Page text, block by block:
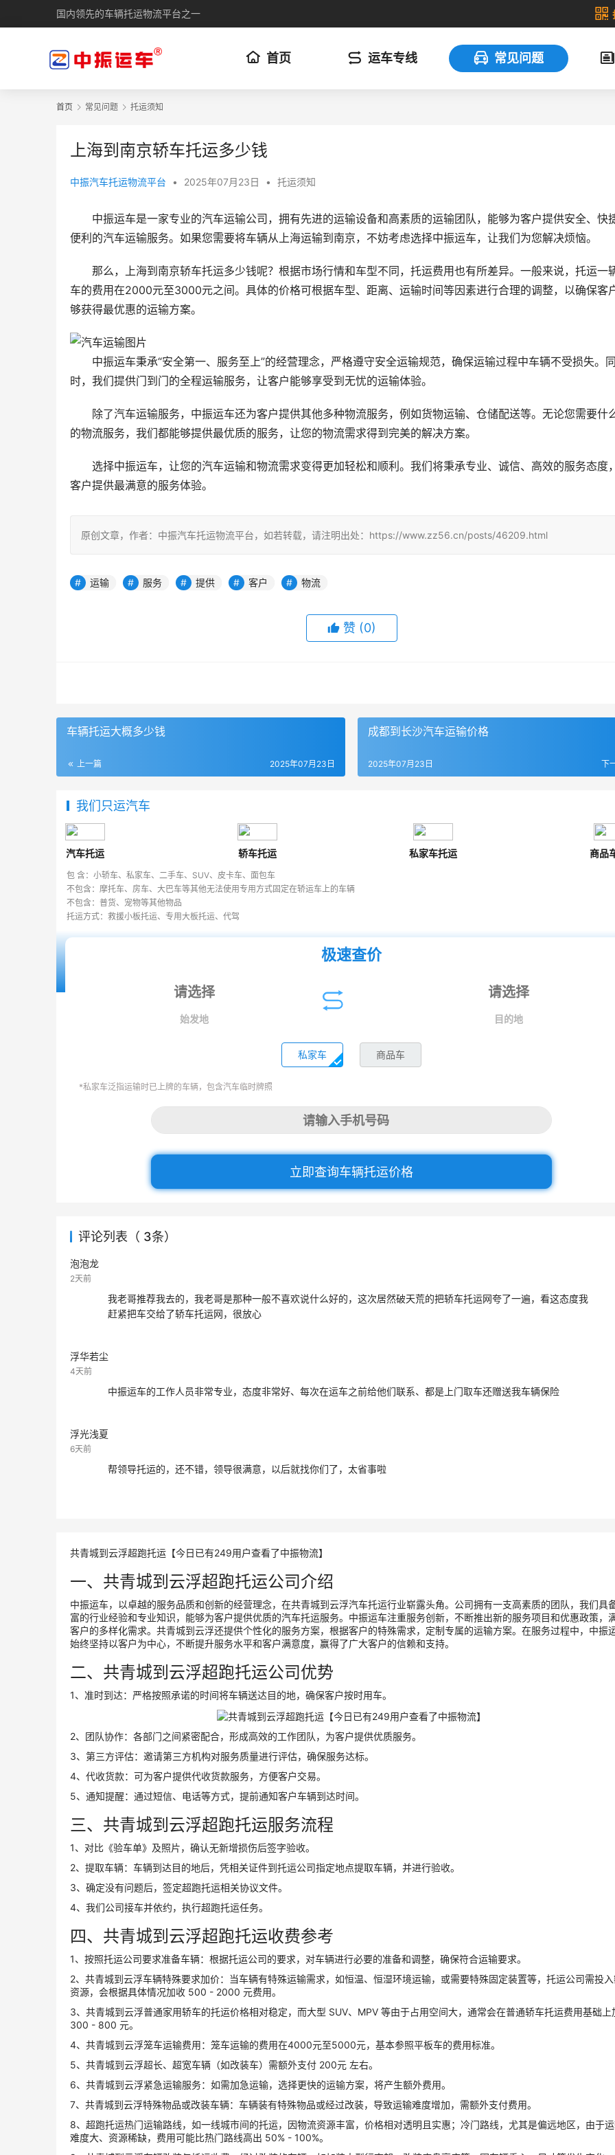
国内领先的车辆托运物流平台之一
首页 运车专线 常见问题
首页 常见问题 托运须知
上海到南京轿车托运多少钱
中振汽车托运物流平台 • 2025年07月23日 • 托运须知
中振运车是一家专业的汽车运输公司，拥有先进的运输设备和高素质的运输团队，能够为客户提供安全、快捷
便利的汽车运输服务。如果您需要将车辆从上海运输到南京，不妨考虑选择中振运车，让我们为您解决烦恼。
那么，上海到南京轿车托运多少钱呢？根据市场行情和车型不同，托运费用也有所差异。一般来说，托运一
车的费用在2000元至3000元之间。具体的价格可根据车型、距离、运输时间等因素进行合理的调整，以确保客
够获得最优惠的运输方案。
中振运车秉承“安全第一、服务至上”的经营理念，严格遵守安全运输规范，确保运输过程中车辆不受损失。同
时，我们提供门到门的全程运输服务，让客户能够享受到无忧的运输体验。
除了汽车运输服务，中振运车还为客户提供其他多种物流服务，例如货物运输、仓储配送等。无论您需要什
的物流服务，我们都能够提供最优质的服务，让您的物流需求得到完美的解决方案。
选择中振运车，让您的汽车运输和物流需求变得更加轻松和顺利。我们将秉承专业、诚信、高效的服务态度
客户提供最满意的服务体验。
原创文章，作者：中振汽车托运物流平台，如若转载，请注明出处：https://www.zz56.cn/posts/46209.html
运输 服务 提供 客户 物流
赞 (0)
车辆托运大概多少钱
上一篇 2025年07月23日
成都到长沙汽车运输价格
下
2025年07月23日
我们只运汽车
汽车托运 轿车托运 私家车托运 商品
包 含：小轿车、私家车、二手车、SUV、皮卡车、面包车
不包含：摩托车、房车、大巴车等其他无法使用专用方式固定在轿运车上的车辆
不包含：普货、宠物等其他物品
托运方式：救援小板托运、专用大板托运、代驾
极速查价
始发地 目的地
私家车 商品车
*私家车泛指运输时已上牌的车辆，包含汽车临时牌照
立即查询车辆托运价格
评论列表（ 3条）
泡泡龙
2天前
我老哥推荐我去的，我老哥是那种一般不喜欢说什么好的，这次居然破天荒的把轿车托运网夸了一遍，看这态度我
赶紧把车交给了轿车托运网，很放心
浮华若尘
4天前
中振运车的工作人员非常专业，态度非常好、每次在运车之前给他们联系、都是上门取车还赠送我车辆保险
浮光浅夏
6天前
帮领导托运的，还不错，领导很满意，以后就找你们了，太省事啦
共青城到云浮超跑托运【今日已有249用户查看了中振物流】
一、共青城到云浮超跑托运公司介绍
中振运车，以卓越的服务品质和创新的经营理念，在共青城到云浮汽车托运行业崭露头角。公司拥有一支高素质的团队，我们具
富的行业经验和专业知识，能够为客户提供优质的汽车托运服务。中振运车注重服务创新，不断推出新的服务项目和优惠政策，
客户的多样化需求。共青城到云浮还提供个性化的服务方案，根据客户的特殊需求，定制专属的运输方案。在服务过程中，中振
始终坚持以客户为中心，不断提升服务水平和客户满意度，赢得了广大客户的信赖和支持。
二、共青城到云浮超跑托运公司优势
1、准时到达：严格按照承诺的时间将车辆送达目的地，确保客户按时用车。
2、团队协作：各部门之间紧密配合，形成高效的工作团队，为客户提供优质服务。
3、第三方评估：邀请第三方机构对服务质量进行评估，确保服务达标。
4、代收货款：可为客户提供代收货款服务，方便客户交易。
5、通知提醒：通过短信、电话等方式，提前通知客户车辆到达时间。
三、共青城到云浮超跑托运服务流程
1、对比《验车单》及照片，确认无新增损伤后签字验收。
2、提取车辆：车辆到达目的地后，凭相关证件到托运公司指定地点提取车辆，并进行验收。
3、确定没有问题后，签定超跑托运相关协议文件。
4、我们公司接车并依约，执行超跑托运任务。
四、共青城到云浮超跑托运收费参考
1、按照托运公司要求准备车辆：根据托运公司的要求，对车辆进行必要的准备和调整，确保符合运输要求。
2、共青城到云浮车辆特殊要求加价：当车辆有特殊运输需求，如恒温、恒湿环境运输，或需要特殊固定装置等，托运公司需投
资源，会根据具体情况加收 500 - 2000 元费用。
3、共青城到云浮普通家用轿车的托运价格相对稳定，而大型 SUV、MPV 等由于占用空间大，通常会在普通轿车托运费用基础上
300 - 800 元。
4、共青城到云浮笼车运输费用：笼车运输的费用在4000元至5000元，基本参照平板车的费用标准。
5、共青城到云浮超长、超宽车辆（如改装车）需额外支付 200元 左右。
6、共青城到云浮紧急运输服务：如需加急运输，选择更快的运输方案，将产生额外费用。
7、共青城到云浮特殊物品或改装车辆：车辆装有特殊物品或经过改装，导致运输难度增加，需额外支付费用。
8、超跑托运热门运输路线，如一线城市间的托运，因物流资源丰富，价格相对透明且实惠；冷门路线，尤其是偏远地区，由于
难度大、资源稀缺，费用可能比热门路线高出 50% - 100%。